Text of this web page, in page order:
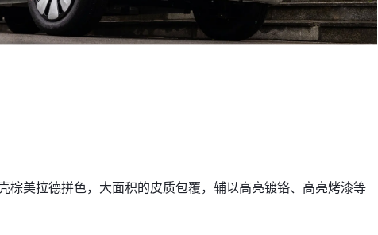
棕美拉德拼色，大面积的皮质包覆，辅以高亮镀铬、高亮烤漆等